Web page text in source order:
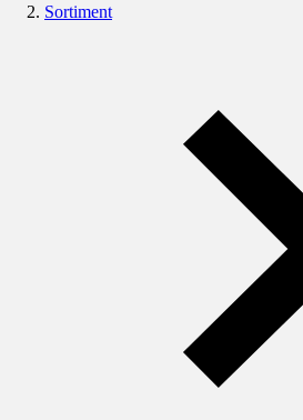
Sortiment